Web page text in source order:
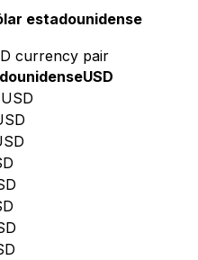
estadounidense
currency pair
USD
USD